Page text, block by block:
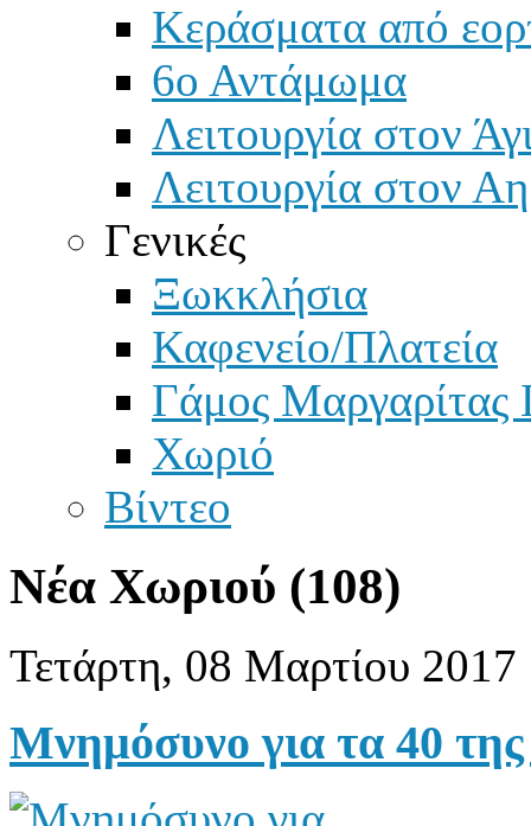
Κεράσματα από
6ο Αντάμωμα
Λειτουργία στον
Λειτουργία στον
Γενικές
Ξωκκλήσια
Καφενείο/Πλατεία
Γάμος
Χωριό
Βίντεο
Νέα Χωριού (108)
Τετάρτη, 08 Μαρτίου
Μνημόσυνο για τα 40